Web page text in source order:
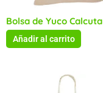
Bolsa de Yuco Calcuta
Añadir al carrito